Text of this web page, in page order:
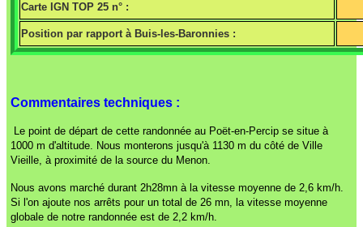
Carte IGN TOP 25 n° :
Position par rapport à Buis-les-Baronnies :
Commentaires techniques :
Le point de départ de cette randonnée au Poët-en-Percip se situe à
1000 m d'altitude. Nous monterons jusqu'à 1130 m du côté de Ville
Vieille, à proximité de la source du Menon.
Nous avons marché durant 2h28mn à la vitesse moyenne de 2,6 km/h.
Si l'on ajoute nos arrêts pour un total de 26 mn, la vitesse moyenne
globale de notre randonnée est de 2,2 km/h.